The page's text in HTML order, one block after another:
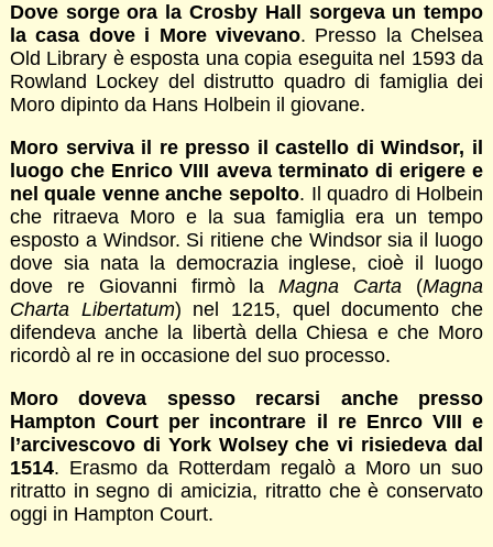
Dove sorge ora la Crosby Hall sorgeva un tempo
la casa dove i More vivevano. Presso la Chelsea
Old Library è esposta una copia eseguita nel 1593 da
Rowland Lockey del distrutto quadro di famiglia dei
Moro dipinto da Hans Holbein il giovane.
Moro serviva il re presso il castello di Windsor, il
luogo che Enrico VIII aveva terminato di erigere e
nel quale venne anche sepolto. Il quadro di Holbein
che ritraeva Moro e la sua famiglia era un tempo
esposto a Windsor. Si ritiene che Windsor sia il luogo
dove sia nata la democrazia inglese, cioè il luogo
dove re Giovanni firmò laMagna Carta (Magna
Charta Libertatum) nel 1215, quel documento che
difendeva anche la libertà della Chiesa e che Moro
ricordò al re in occasione del suo processo.
Moro doveva spesso recarsi anche presso
Hampton Court per incontrare il re Enrco VIII e
l’arcivescovo di York Wolsey che vi risiedeva dal
1514. Erasmo da Rotterdam regalò a Moro un suo
ritratto in segno di amicizia, ritratto che è conservato
oggi in Hampton Court.